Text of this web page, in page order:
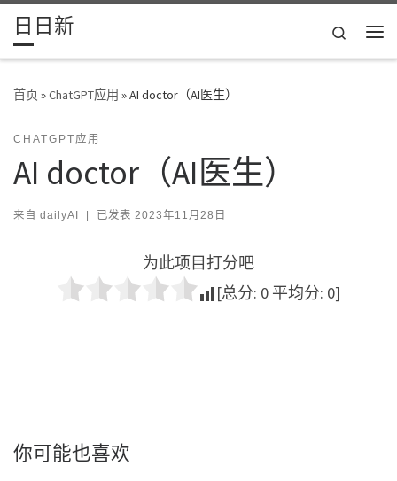
Skip to content
日日新
Search
首页»ChatGPT应用 »AI doctor（AI医生）
CHATGPT应用
AI doctor（AI医生）
来自 dailyAI | 已发表 2023年11月28日
为此项目打分吧
[总分: 0 平均分: 0]
你可能也喜欢